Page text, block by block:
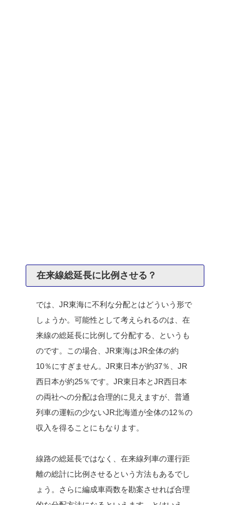
在来線総延長に比例させる？
では、JR東海に不利な分配とはどういう形で
しょうか。可能性として考えられるのは、在
来線の総延長に比例して分配する、というも
のです。この場合、JR東海はJR全体の約
10％にすぎません。JR東日本が約37％、JR
西日本が約25％です。JR東日本とJR西日本
の両社への分配は合理的に見えますが、普通
列車の運転の少ないJR北海道が全体の12％の
収入を得ることにもなります。
線路の総延長ではなく、在来線列車の運行距
離の総計に比例させるという方法もあるでし
ょう。さらに編成車両数を勘案させれば合理